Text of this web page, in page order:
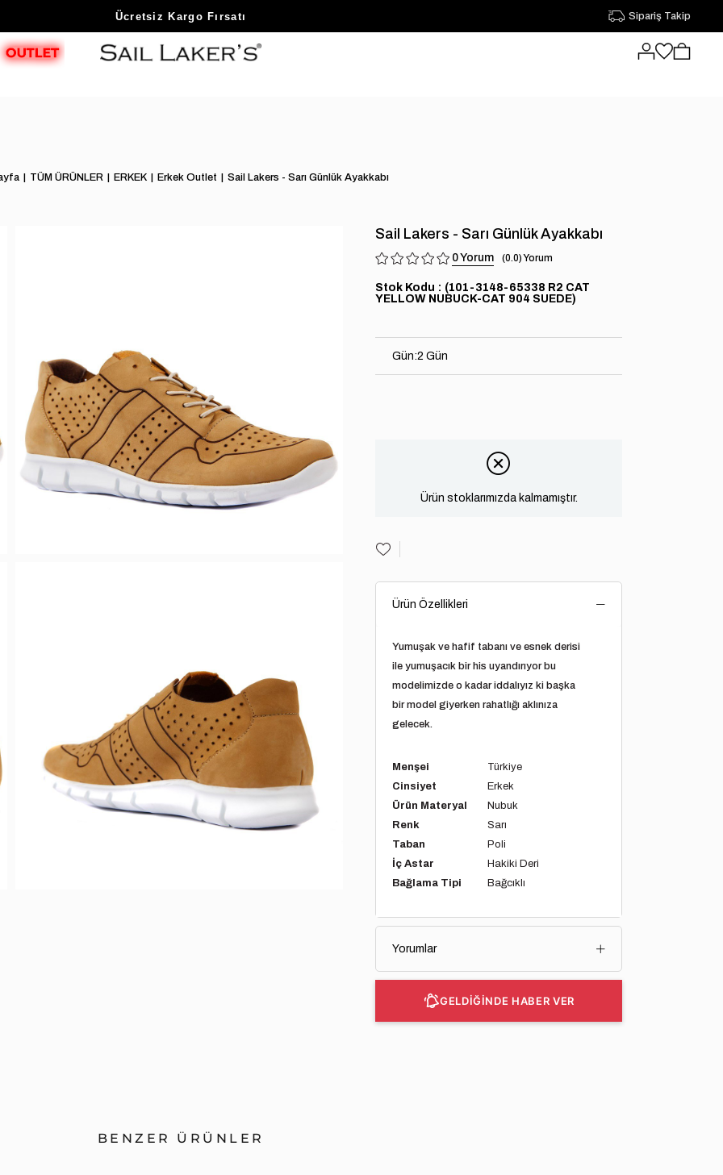
Sezon Sonu Fırsatlarını Keşfet Sipariş Takip
TÜM ÜRÜNLER ERKEK Erkek Outlet Sail Lakers - Sarı Günlük Ayakkabı
Sail Lakers - Sarı Günlük Ayakkabı
0 0.0
Stok Kodu
(101-3148-65338 R2 CAT
YELLOW NUBUCK-CAT 904 SUEDE)
Gün:2 Gün
Ürün stoklarımızda kalmamıştır.
Ürün Özellikleri
Yumuşak ve hafif tabanı ve esnek derisi
ile yumuşacık bir his uyandırıyor bu
modelimizde o kadar iddalıyız ki başka
bir model giyerken rahatlığı aklınıza
gelecek.
Menşei
Türkiye
Cinsiyet
Erkek
Ürün Materyal
Nubuk
Renk
Sarı
Taban
Poli
İç Astar
Hakiki Deri
Bağlama Tipi
Bağcıklı
Yorumlar
GELDİĞİNDE HABER VER
BENZER ÜRÜNLER